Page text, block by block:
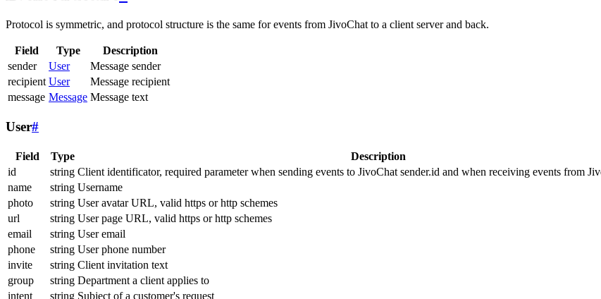
Protocol is symmetric, and protocol structure is the same for events from JivoChat to a client server and back.
Field Type
Description
sender
User
Message sender
recipient User
Message recipient
message Message Message text
User#
Field Type Description
id
string Client identificator, required parameter when sending events to JivoChat sender.id and when receiving events from
name
string Username
photo
string User avatar URL, valid https or http schemes
url
string User page URL, valid https or http schemes
email
string User email
phone
string User phone number
invite
string Client invitation text
group
string Department a client applies to
intent
string Subject of a customer's request